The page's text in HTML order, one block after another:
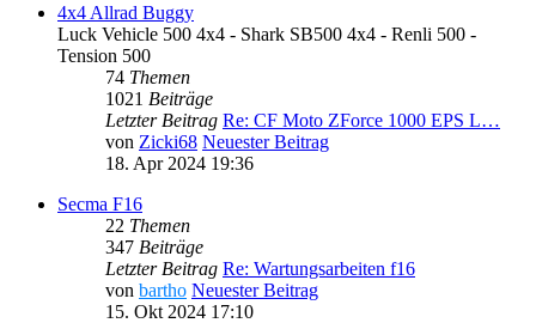
4x4 Allrad Buggy
Luck Vehicle 500 4x4 - Shark SB500 4x4 - Renli 500 -
Tension 500
74 Themen
1021 Beiträge
Letzter Beitrag Re: CF Moto ZForce 1000 EPS L…
von Zicki68 Neuester Beitrag
18. Apr 2024 19:36
Secma F16
22 Themen
347 Beiträge
Letzter Beitrag Re: Wartungsarbeiten f16
von bartho Neuester Beitrag
15. Okt 2024 17:10